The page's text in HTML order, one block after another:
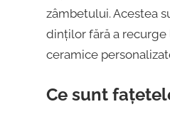
zâmbetului. Acestea
dinților fără a recurge
ceramice
Ce sunt